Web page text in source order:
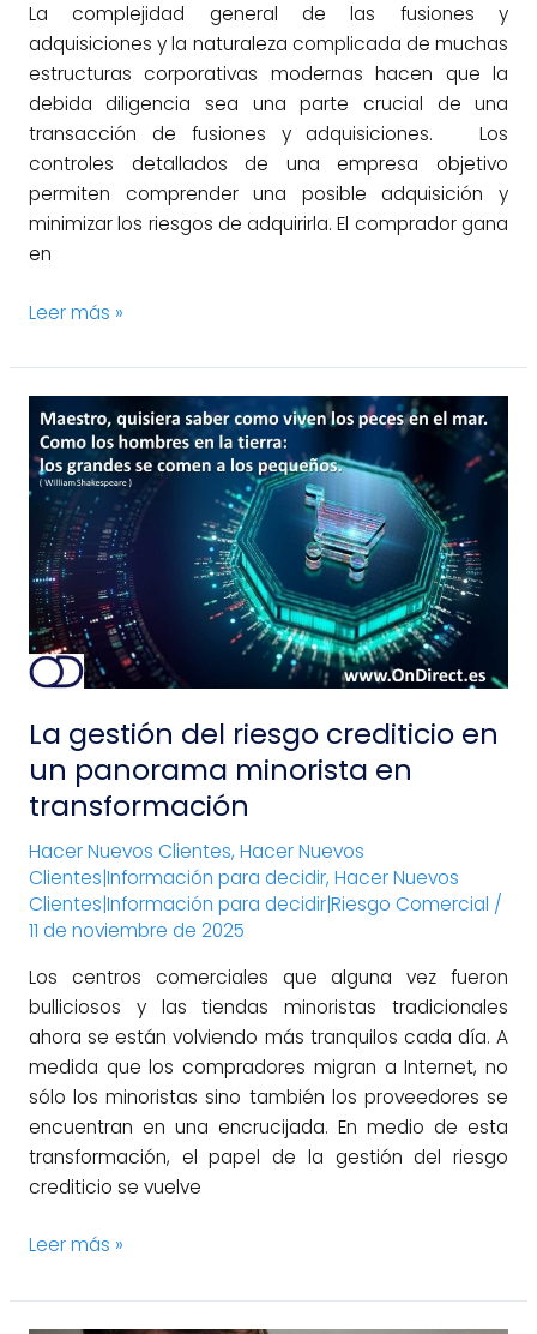
La complejidad general de las fusiones y
adquisiciones y la naturaleza complicada de muchas
estructuras corporativas modernas hacen que la
debida diligencia sea una parte crucial de una
transacción de fusiones y adquisiciones. Los
controles detallados de una empresa objetivo
permiten comprender una posible adquisición y
minimizar los riesgos de adquirirla. El comprador gana
en
Leer más »
La gestión del riesgo crediticio en
un panorama minorista en
transformación
Hacer Nuevos Clientes, Hacer Nuevos
Clientes|Información para decidir, Hacer Nuevos
Clientes|Información para decidir|Riesgo Comercial /
11 de noviembre de 2025
Los centros comerciales que alguna vez fueron
bulliciosos y las tiendas minoristas tradicionales
ahora se están volviendo más tranquilos cada día. A
medida que los compradores migran a Internet, no
sólo los minoristas sino también los proveedores se
encuentran en una encrucijada. En medio de esta
transformación, el papel de la gestión del riesgo
crediticio se vuelve
La
gestión
del
riesgo
crediticio
en
un
panorama
minorista
en
Leer más »